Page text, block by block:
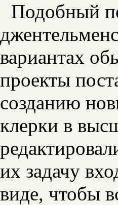
Подобный
вариантах
проекты
созданию
клерки в
их задачу
виде, чтобы